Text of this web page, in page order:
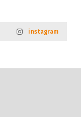
instagram